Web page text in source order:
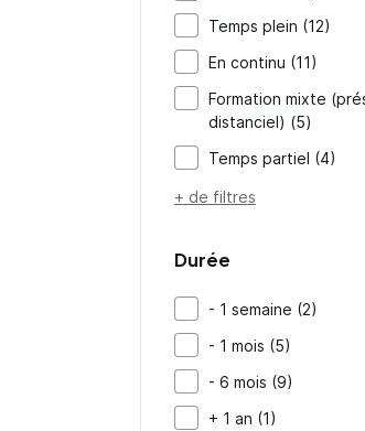
Temps plein (12)
En continu (11)
Formation mixte
distanciel) (5)
Temps partiel (4)
+ de filtres
Durée
- 1 semaine (2)
- 1 mois (5)
- 6 mois (9)
+ 1 an (1)